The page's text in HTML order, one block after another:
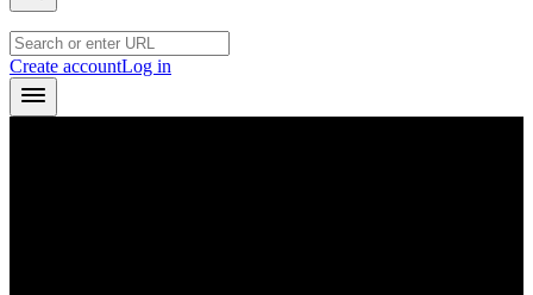
Create accountLog in